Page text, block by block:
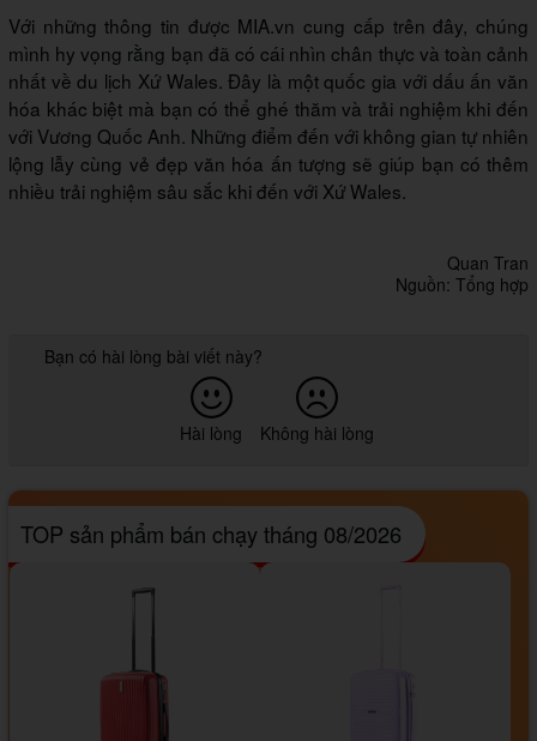
Với những thông tin được MIA.vn cung cấp trên đây, chúng
mình hy vọng rằng bạn đã có cái nhìn chân thực và toàn cảnh
nhất về du lịch Xứ Wales. Đây là một quốc gia với dấu ấn văn
hóa khác biệt mà bạn có thể ghé thăm và trải nghiệm khi đến
với Vương Quốc Anh. Những điểm đến với không gian tự nhiên
lộng lẫy cùng vẻ đẹp văn hóa ấn tượng sẽ giúp bạn có thêm
nhiều trải nghiệm sâu sắc khi đến với Xứ Wales.
Quan Tran
Nguồn: Tổng hợp
Bạn có hài lòng bài viết này?
Hài lòng Không hài lòng
TOP sản phẩm bán chạy tháng 08/2026